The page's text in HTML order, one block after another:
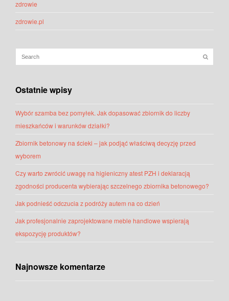
zdrowie
zdrowie.pl
Ostatnie wpisy
Wybór szamba bez pomyłek. Jak dopasować zbiornik do liczby
mieszkańców i warunków działki?
Zbiornik betonowy na ścieki – jak podjąć właściwą decyzję przed
wyborem
Czy warto zwrócić uwagę na higieniczny atest PZH i deklaracją
zgodności producenta wybierając szczelnego zbiornika betonowego?
Jak podnieść odczucia z podróży autem na co dzień
Jak profesjonalnie zaprojektowane meble handlowe wspierają
ekspozycję produktów?
Najnowsze komentarze